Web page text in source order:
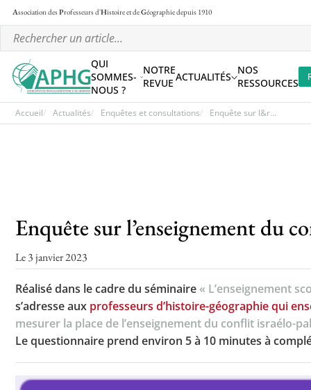
Association desProfesseurs d'Histoire et deGéographiedepuis 1910
QUI
SOMMES-
NOUS ?
NOTRE
REVUE ACTUALITÉS NOS
RESSOURCES
Accueil Actualités Enquêtes et consultations Enquête sur l&r...
Enquête sur l’enseignement du
Le 3 janvier 2023
Réalisé dans le cadre du séminaire « L’enseignement
s’adresse aux professeurs d’histoire-géographie qui
mesurer la place de l’enseignement du conflit israélo-
Le questionnaire prend environ 5 à 10 minutes à